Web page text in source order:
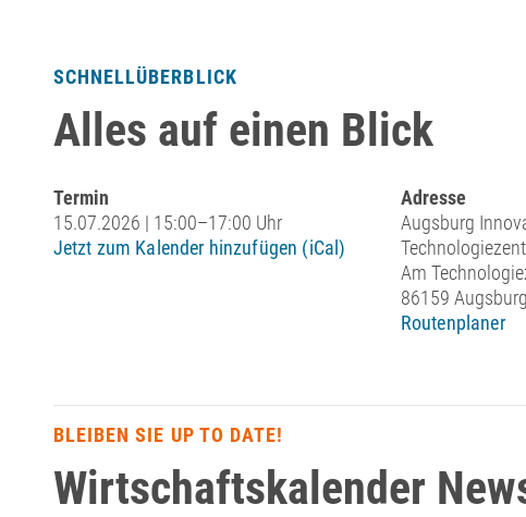
SCHNELLÜBERBLICK
Alles auf einen Blick
Termin
15.07.2026 | 15:00–17:00 Uhr
Jetzt zum Kalender hinzufügen (iCal)
Adresse
Augsburg
Am
86159 Augsburg
Routenplaner
BLEIBEN SIE UP TO DATE!
Wirtschaftskalender